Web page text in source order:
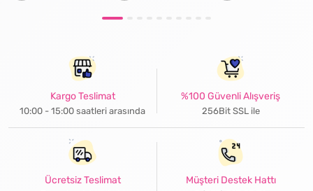
Kargo Teslimat
10:00 - 15:00 saatleri arasında
%100 Güvenli Alışveriş
256Bit SSL ile
Ücretsiz Teslimat Müşteri Destek Hattı